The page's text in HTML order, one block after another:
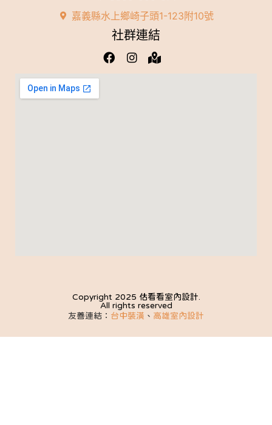
嘉義縣水上鄉崎子頭1-123附10號
社群連結
Copyright 2025 估看看室內設計.
All rights reserved
友善連結： 台中裝潢 、 高雄室內設計